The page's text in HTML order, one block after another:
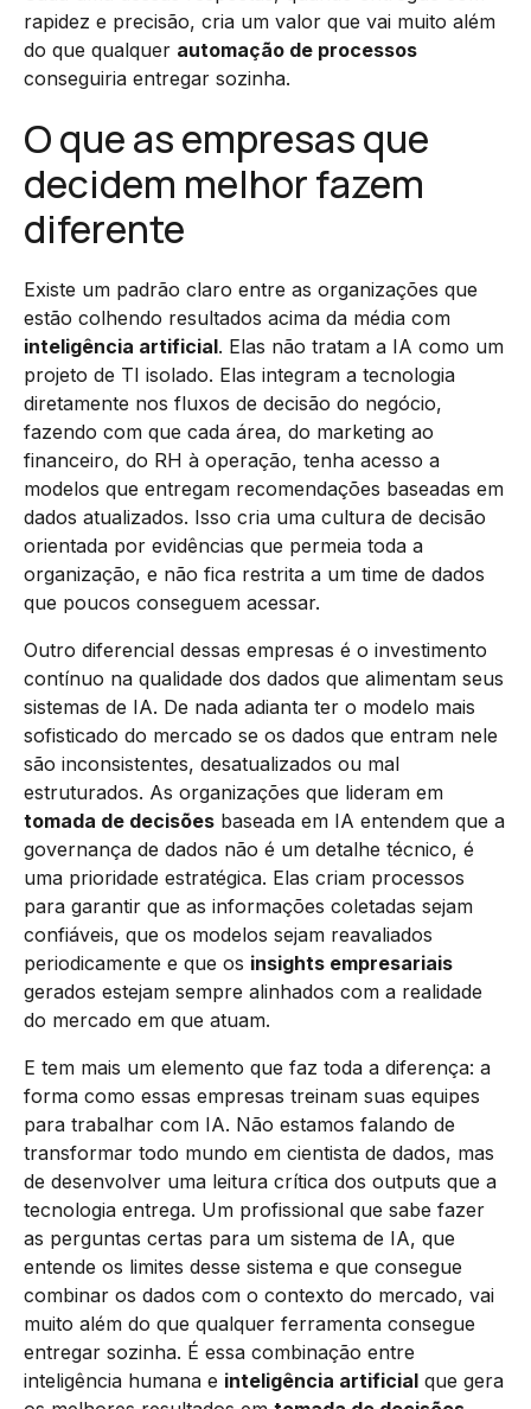
rapidez e precisão, cria um valor que vai muito além
do que qualquer automação de processos
conseguiria entregar sozinha.
O que as empresas que
decidem melhor fazem
diferente
Existe um padrão claro entre as organizações que
estão colhendo resultados acima da média com
inteligência artificial. Elas não tratam a IA como um
projeto de TI isolado. Elas integram a tecnologia
diretamente nos fluxos de decisão do negócio,
fazendo com que cada área, do marketing ao
financeiro, do RH à operação, tenha acesso a
modelos que entregam recomendações baseadas em
dados atualizados. Isso cria uma cultura de decisão
orientada por evidências que permeia toda a
organização, e não fica restrita a um time de dados
que poucos conseguem acessar.
Outro diferencial dessas empresas é o investimento
contínuo na qualidade dos dados que alimentam seus
sistemas de IA. De nada adianta ter o modelo mais
sofisticado do mercado se os dados que entram nele
são inconsistentes, desatualizados ou mal
estruturados. As organizações que lideram em
tomada de decisões baseada em IA entendem que a
governança de dados não é um detalhe técnico, é
uma prioridade estratégica. Elas criam processos
para garantir que as informações coletadas sejam
confiáveis, que os modelos sejam reavaliados
periodicamente e que os insights empresariais
gerados estejam sempre alinhados com a realidade
do mercado em que atuam.
E tem mais um elemento que faz toda a diferença: a
forma como essas empresas treinam suas equipes
para trabalhar com IA. Não estamos falando de
transformar todo mundo em cientista de dados, mas
de desenvolver uma leitura crítica dos outputs que a
tecnologia entrega. Um profissional que sabe fazer
as perguntas certas para um sistema de IA, que
entende os limites desse sistema e que consegue
combinar os dados com o contexto do mercado, vai
muito além do que qualquer ferramenta consegue
entregar sozinha. É essa combinação entre
inteligência humana e inteligência artificial que gera